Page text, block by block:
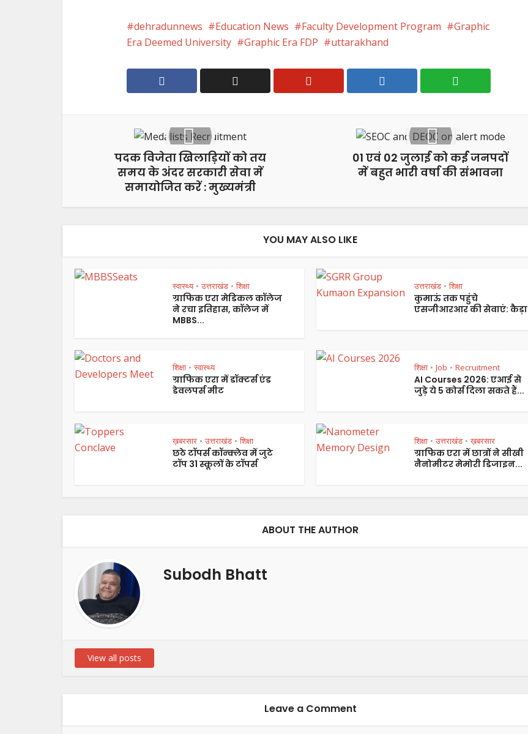
dehradunnews Education News Faculty Development Program
Graphic
Era Deemed University
Graphic Era FDP uttarakhand
पदक विजेता खिलाड़ियों को तय
समय के अंदर सरकारी सेवा में
समायोजित करें : मुख्यमंत्री
01 एवं 02 जुलाई को कई जनपदों
में बहुत भारी वर्षा की संभावना
YOU MAY ALSO LIKE
स्वास्थ्य • उत्तराखंड • शिक्षा
ग्राफिक एरा मेडिकल कॉलेज
ने रचा इतिहास, कॉलेज में
MBBS...
उत्तराखंड • शिक्षा
कुमाऊं तक पहुंचे
एसजीआरआर की सेवाएं: कैड़ा
शिक्षा • स्वास्थ्य
ग्राफिक एरा में डॉक्टर्स एंड
डेवलपर्स मीट
शिक्षा • Job • Recruitment
AI Courses 2026: एआई से
जुड़े ये 5 कोर्स दिला सकते हैं...
ख़बरसार • उत्तराखंड • शिक्षा
छठे टॉपर्स कॉन्क्लेव में जुटे
टॉप 31 स्कूलों के टॉपर्स
शिक्षा • उत्तराखंड • ख़बरसार
ग्राफिक एरा में छात्रों ने सीखी
नैनोमीटर मेमोरी डिजाइन...
ABOUT THE AUTHOR
Subodh Bhatt
View all posts
Leave a Comment